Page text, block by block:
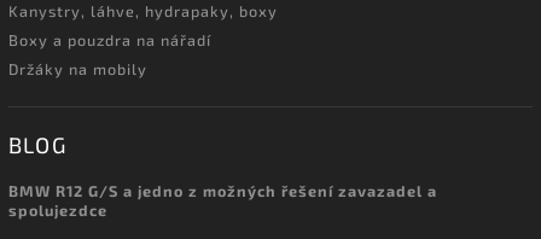
Kanystry, láhve, hydrapaky, boxy
Boxy a pouzdra na nářadí
Držáky na mobily
BLOG
BMW R12 G/S a jedno z možných řešení zavazadel a
spolujezdce